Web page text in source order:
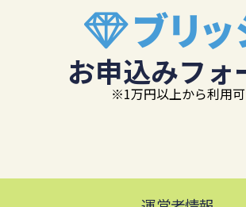
トスタッフまでお問い
ださいませ。
お申込みフォ
※1万円以上から利用可